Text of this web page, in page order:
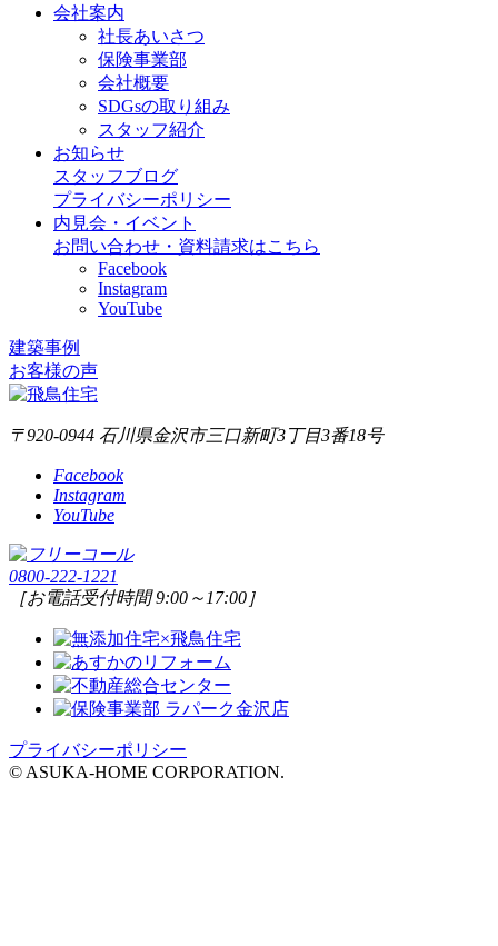
会社案内
社長あいさつ
保険事業部
会社概要
SDGsの取り組み
スタッフ紹介
お知らせ
スタッフブログ
プライバシーポリシー
内見会・イベント
お問い合わせ・資料請求はこちら
Facebook
Instagram
YouTube
建築事例
お客様の声
〒920-0944 石川県金沢市三口新町3丁目3番18号
Facebook
Instagram
YouTube
0800-222-1221
［お電話受付時間 9:00～17:00］
プライバシーポリシー
© ASUKA-HOME CORPORATION.